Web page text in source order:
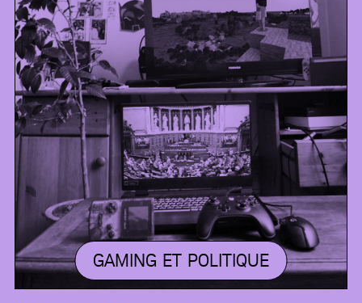
GAMING ET POLITIQUE